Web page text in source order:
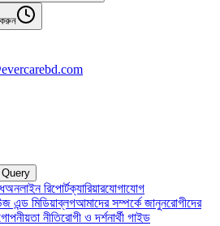
করুন
অনলাইন রিপোর্টক্যারিয়ারযোগাযোগ
এন্ড মিডিয়াব্লগআমাদের সম্পর্কে জানুনরোগীদের
নীতিরোগী ও দর্শনার্থী গাইড